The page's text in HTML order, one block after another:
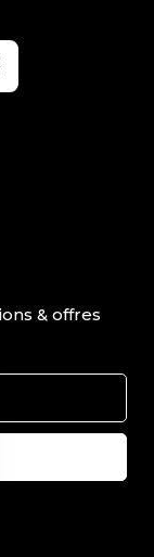
& offres